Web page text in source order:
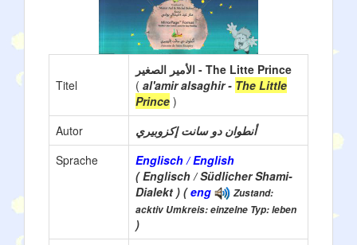
Titel
الأمير الصغير - The Litte Prince
( al'amir alsaghir - The Little
Prince )
Autor
أنطوان دو سانت إكزوبيري
Sprache
Englisch / English
( Englisch / Südlicher Shami-
Dialekt ) (eng
Zustand:
acktiv Umkreis: einzelne Typ: leben
)